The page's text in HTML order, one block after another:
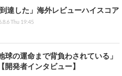
達した」海外レビューハイスコア
Thu 19:45
球の運命まで背負わされている」
発者インタビュー】